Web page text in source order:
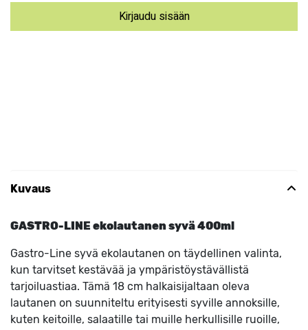
Kirjaudu sisään
Kuvaus
GASTRO-LINE ekolautanen syvä 400ml
Gastro-Line syvä ekolautanen on täydellinen valinta,
kun tarvitset kestävää ja ympäristöystävällistä
tarjoiluastiaa. Tämä 18 cm halkaisijaltaan oleva
lautanen on suunniteltu erityisesti syville annoksille,
kuten keitoille, salaatille tai muille herkullisille ruoille,